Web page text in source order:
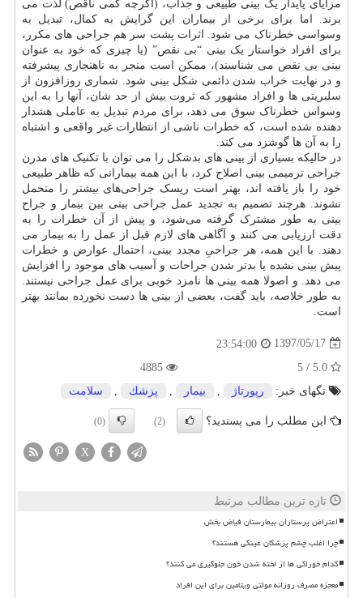
مزایای پایدار یک بینی طبیعی و جذاب، (اگرچه کمی ناقص) لذت می
برند. اما برای برخی از بیماران این گرایش به کمال، تبدیل به
وسواسی خطرناک می شود. اثرات پشت سر هم جراحی های مکرر،
برای افراد خواستار یک بینی “بی نقص” (یا چیزی که خود به عنوان
بینی بی نقص می شناسند)، ممکن است منجر به ناهنجاری پیشرفته
و در نهایت خراب شدن دائمی شکل بینی شود. شماری روزافزون از
سلبریتی ها و افراد مشهور که ثروت بیش از حد شان، آنها را به این
وسواس خطرناک سوق می دهد، برای مردم تبدیل به عاملی هشدار
دهنده شده است، که خطرات ناشی از انتظارات غیر واقعی و اشتباه
را به آن ها گوشزد می کند.
در حالیکه بسیاری از بینی های بدشکل را می توان با تکنیک های مدرن
جراحی ترمیمی بینی اصلاح کرد، با این همه بیمارانی که ظاهر طبیعی
خود را باز یافته اند، بهتر است ریسک جراحی‌های بیشتر را متحمل
نشوند. هرچند تصمیم به تجدید عمل جراحی بینی بین بیمار و جراح
بینی به طور مشترک گرفته می‌شود، و پیش از آن خطرات را به
دقت ارزیابی می کنند و آگاهی های لازم قبل از عمل را به بیمار می
دهند. با این همه، هر جراحیِ مجدد بینی، احتمال عوارض و خطرات
پیش بینی نشده یا بدتر شدن جراحات و آسیب های موجود را افزایش
می دهد. و اصولا همه بینی ها نامزد خوبی برای عمل جراحی نیستند.
به طور خلاصه، باید گفت، بعضی از بینی ها دست نخورده بمانند بهتر
است.
1397/05/17
23:54:00
تگهای خبر:
رپورتاژ , بیمار , پزشك , سلامت
این مطلب را می پسندید؟ (2)
(0)
X
تازه ترین مطالب مرتبط
اعتراض پرستاران بیمارستان فیاض بخش
چرا اغلب چشم پزشکان عینکی هستند؟
کدام خوراکی ها از لخته شدن خون جلوگیری می کنند؟
معجزه مصرف روزانه مولتی ویتامین برای این افراد